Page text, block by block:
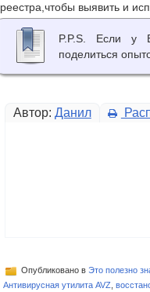
реестра,чтобы выявить и
P.P.S. Если у
поделиться
Автор: Данил
Опубликовано в Это полезно
Антивирусная утилита AVZ